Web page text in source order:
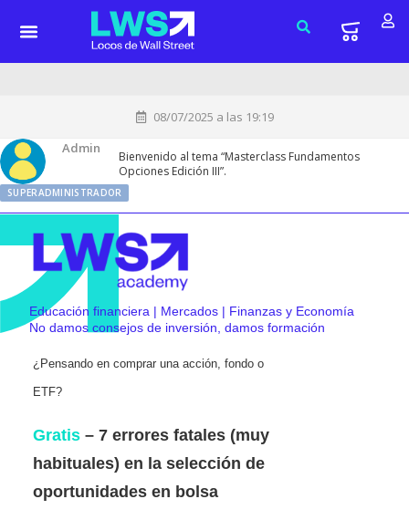
08/07/2025 a las 19:19
Admin
SUPERADMINISTRADOR
Bienvenido al tema “Masterclass Fundamentos
Opciones Edición III”.
Educación financiera | Mercados | Finanzas y Economía
No damos consejos de inversión, damos formación
¿Pensando en comprar una acción, fondo o
ETF?
Gratis – 7 errores fatales (muy
habituales) en la selección de
oportunidades en bolsa